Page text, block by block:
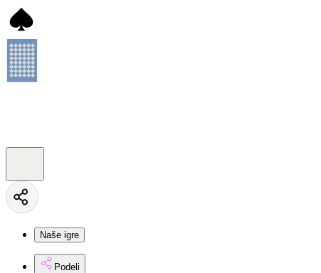
Naše igre
Podeli